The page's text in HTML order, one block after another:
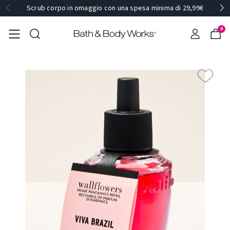
Scrub corpo in omaggio con una spesa minima di 29,99€
0